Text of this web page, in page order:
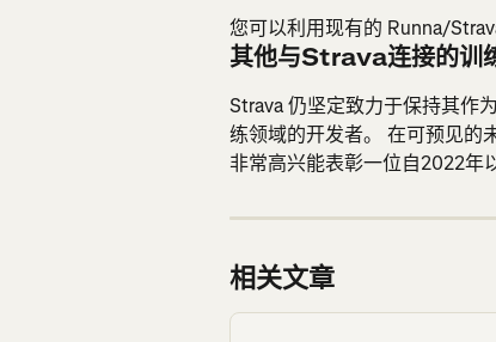
您可以利用现有的 Runna/
其他与Strava连接的训
Strava 仍坚定致力于保持其作
练领域的开发者。 在可预见的
非常高兴能表彰一位自2022年
相关文章